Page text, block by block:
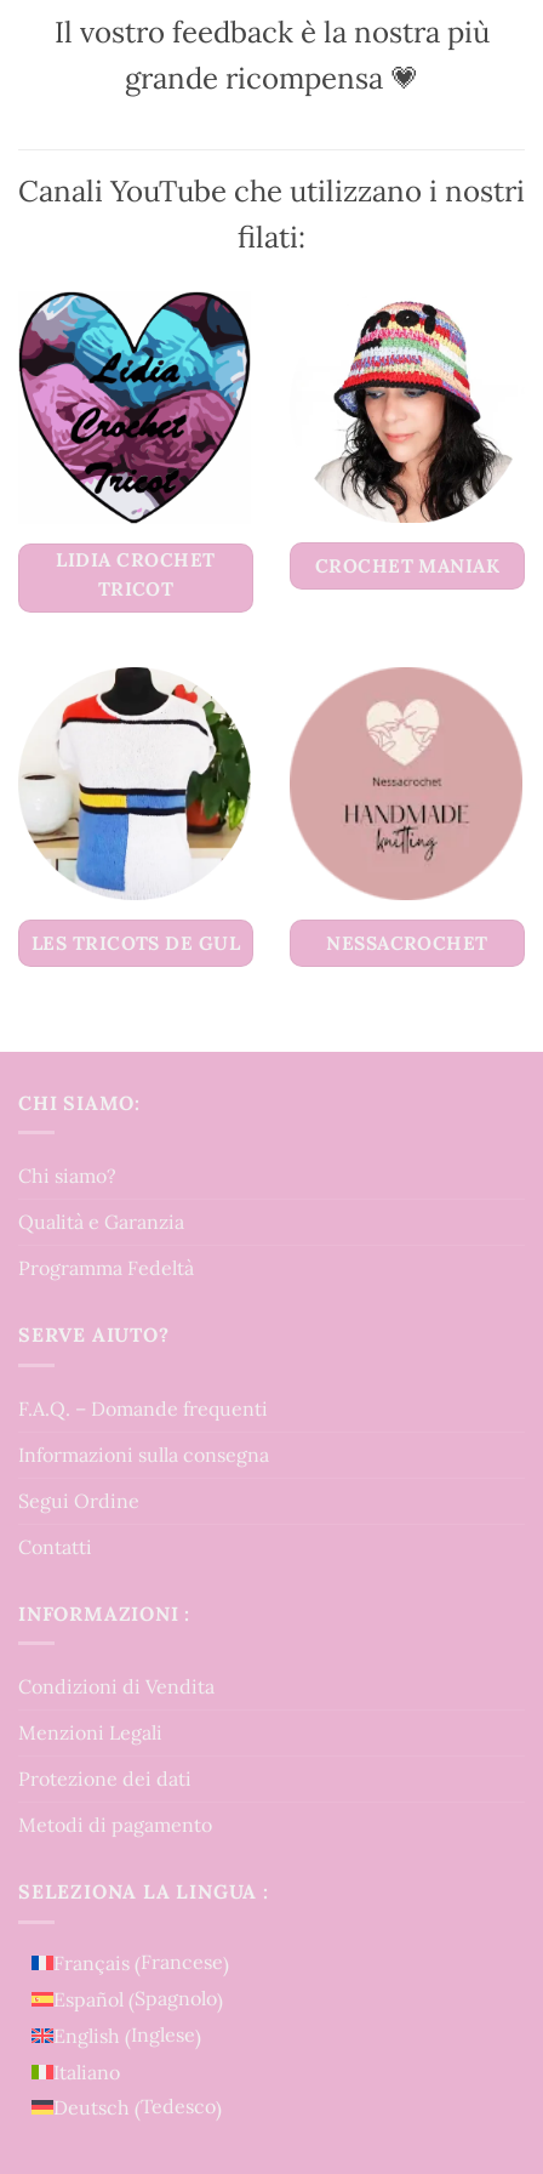
essere
nella
essere
scelte
nella
Il vostro feedback è la nostra più
grande ricompensa 💗
Canali YouTube che utilizzano i nostri
filati:
LIDIA CROCHET
TRICOT
CROCHET MANIAK
LES TRICOTS DE GUL NESSACROCHET
CHI SIAMO:
Chi siamo?
Qualità e Garanzia
Programma Fedeltà
SERVE AIUTO?
F.A.Q. – Domande frequenti
Informazioni sulla consegna
Segui Ordine
Contatti
INFORMAZIONI :
Condizioni di Vendita
Menzioni Legali
Protezione dei dati
Metodi di pagamento
SELEZIONA LA LINGUA :
Français (Francese)
Español (Spagnolo)
English (Inglese)
Italiano
Deutsch (Tedesco)